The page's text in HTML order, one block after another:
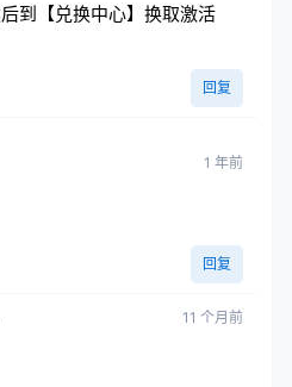
到【兑换中心】换取激活
回复
1 年前
回复
11 个月前